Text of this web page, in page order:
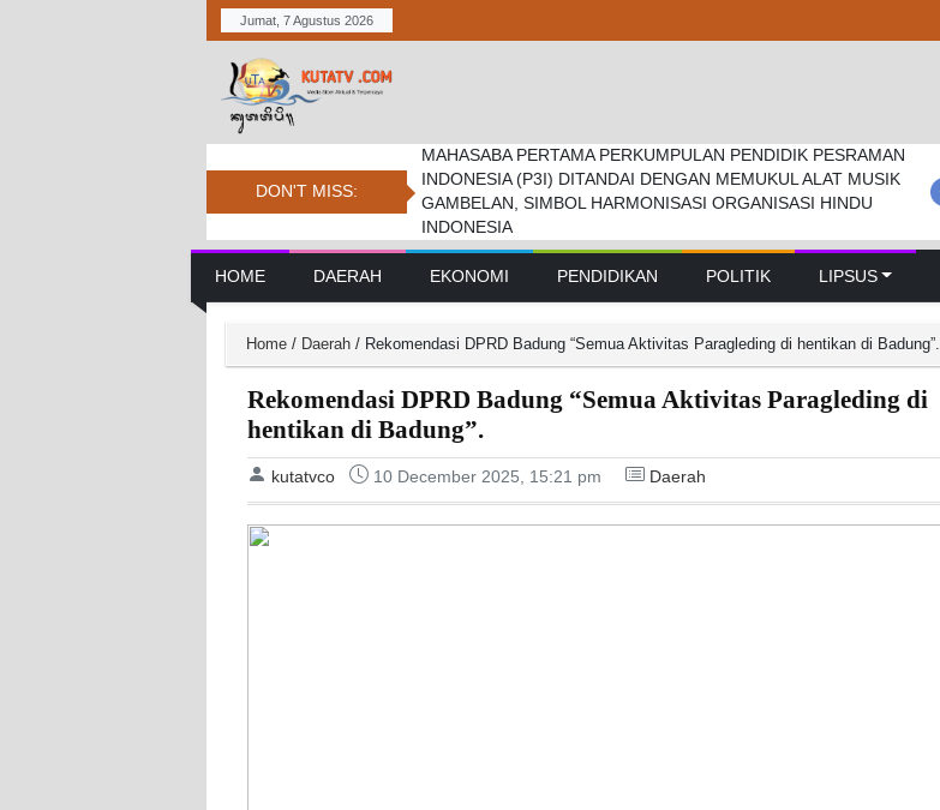
Jumat, 7 Agustus 2026
DON'T MISS:
MAHASABA PERTAMA PERKUMPULAN PENDIDIK PESRAMAN
INDONESIA (P3I) DITANDAI DENGAN MEMUKUL ALAT MUSIK
GAMBELAN, SIMBOL HARMONISASI ORGANISASI HINDU
INDONESIA
Bupati Dukung Pramuka Kwarcab Badung Berprestasi Di
Jambore Nasional
Pemkab. Dan Dprd Badung Sepakati Kua-ppas 2027, Belanja
Daerah Tembus Rp 14,2 Triliun
Main Navigation
HOME DAERAH EKONOMI PENDIDIKAN POLITIK LIPSUS
Home / Daerah / Rekomendasi DPRD Badung “Semua Aktivitas Paragleding di hentikan di Badung”.
Rekomendasi DPRD Badung “Semua Aktivitas Paragleding di
hentikan di Badung”.
kutatvco 10 December 2025, 15:21 pm Daerah